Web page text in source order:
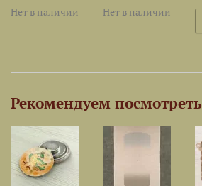
Нет в наличии Нет в наличии
Рекомендуем посмотреть